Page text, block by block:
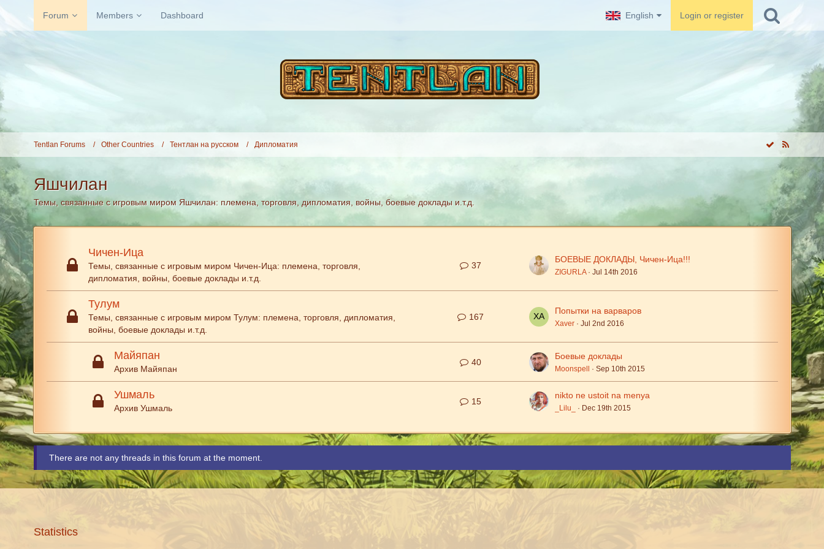
Forum Members Dashboard English Login or register
Tentlan Forums Other Countries Тентлан на русском Дипломатия
Яшчилан
Темы, связанные с игровым миром Яшчилан: племена, торговля, дипломатия, войны, боевые доклады и.т.д.
Чичен-Ица
Темы, связанные с игровым миром Чичен-Ица: племена, торговля,
дипломатия, войны, боевые доклады и.т.д.
37
БОЕВЫЕ ДОКЛАДЫ, Чичен-Ица!!!
ZIGURLA Jul 14th 2016
Тулум
Темы, связанные с игровым миром Тулум: племена, торговля, дипломатия,
войны, боевые доклады и.т.д.
167
Попытки на варваров
Xaver Jul 2nd 2016
Майяпан
Архив Майяпан
40
Боевые доклады
Moonspell Sep 10th 2015
Ушмаль
Архив Ушмаль
15
nikto ne ustoit na menya
_Lilu_ Dec 19th 2015
There are not any threads in this forum at the moment.
Statistics